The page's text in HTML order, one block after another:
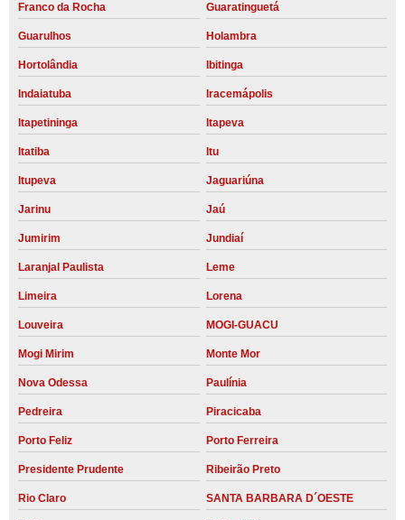
Franco da Rocha Guaratinguetá
Guarulhos Holambra
Hortolândia Ibitinga
Indaiatuba Iracemápolis
Itapetininga Itapeva
Itatiba Itu
Itupeva Jaguariúna
Jarinu Jaú
Jumirim Jundiaí
Laranjal Paulista Leme
Limeira Lorena
Louveira MOGI-GUACU
Mogi Mirim Monte Mor
Nova Odessa Paulínia
Pedreira Piracicaba
Porto Feliz Porto Ferreira
Presidente Prudente Ribeirão Preto
Rio Claro SANTA BARBARA D´OESTE